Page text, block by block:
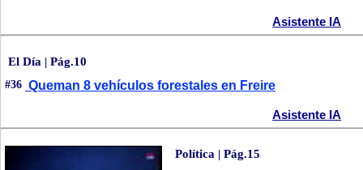
Asistente IA
El Día | Pág.10
#36 Queman 8 vehículos forestales en Freire
Asistente IA
Política | Pág.15